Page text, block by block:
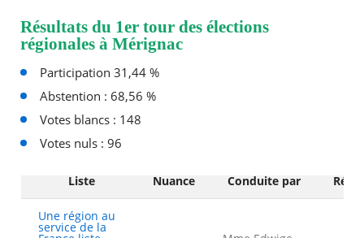
Résultats du 1er tour des élections
régionales à Mérignac
Participation 31,44 %
Abstention : 68,56 %
Votes blancs : 148
Votes nuls : 96
Liste Nuance Conduite par
Une région au
service de la